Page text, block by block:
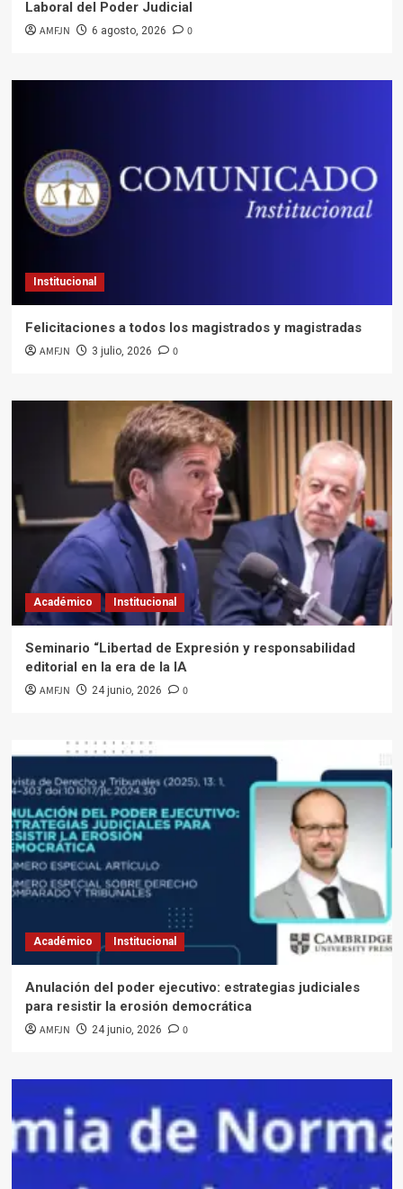
Laboral del Poder Judicial
AMFJN 6 agosto, 2026 0
Institucional
Felicitaciones a todos los magistrados y magistradas
AMFJN 3 julio, 2026 0
Académico Institucional
Seminario “Libertad de Expresión y responsabilidad
editorial en la era de la IA
AMFJN 24 junio, 2026 0
Académico Institucional
Anulación del poder ejecutivo: estrategias judiciales
para resistir la erosión democrática
AMFJN 24 junio, 2026 0